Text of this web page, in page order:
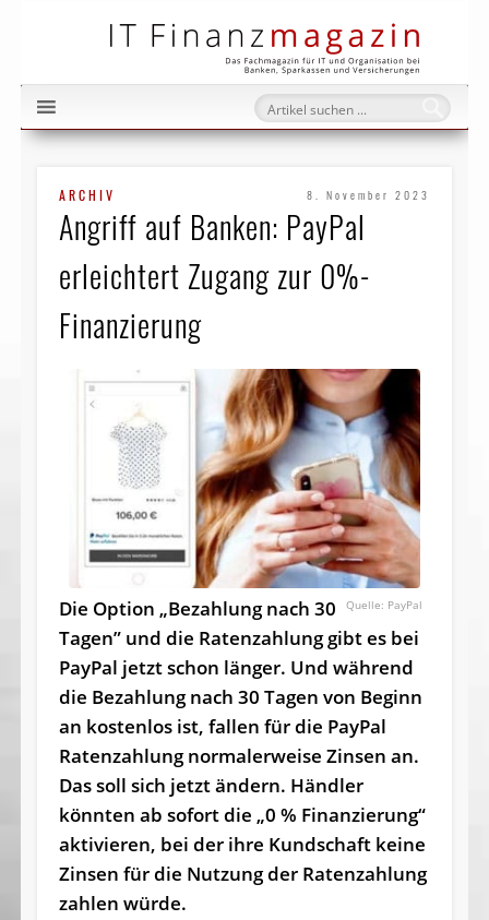
ARCHIV 8. November 2023
Angriff auf Banken: PayPal
erleichtert Zugang zur 0%-
Finanzierung
PayPal
Die Option „Bezahlung nach 30
Tagen” und die Ratenzahlung gibt es bei
PayPal jetzt schon länger. Und während
die Bezahlung nach 30 Tagen von Beginn
an kostenlos ist, fallen für die PayPal
Ratenzahlung normalerweise Zinsen an.
Das soll sich jetzt ändern. Händler
könnten ab sofort die „0 % Finanzierung“
aktivieren, bei der ihre Kundschaft keine
Zinsen für die Nutzung der Ratenzahlung
zahlen würde.